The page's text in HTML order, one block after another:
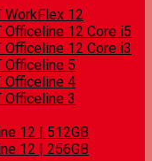
WorkFlex 12
Officeline 12 Core i5
Officeline 12 Core i3
Officeline 5
Officeline 4
Officeline 3
12 | 512GB
12 | 256GB